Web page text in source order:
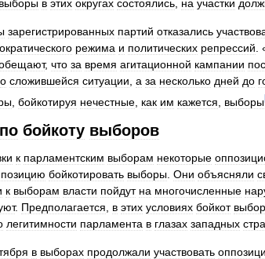
выборы в этих округах состоялись на участки
зарегистрированных партий отказались
режима и политических репрессий .
, что за время агитационной кампании
о сложившейся ситуации а за несколько дней до
бойкотируя нечестные как им кажется выборы
по бойкоту выборов
к парламентским выборам некоторые
бойкотировать выборы Они объясняли
к выборам власти пойдут на многочисленные
. Предполагается в этих условиях бойкот
легитимности парламента в глазах западных
в выборах продолжали участвовать